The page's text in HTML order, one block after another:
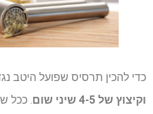
כדי להכין תרסיס שפועל היטב
וקיצוץ של 4-5 שיני שום
. ככל